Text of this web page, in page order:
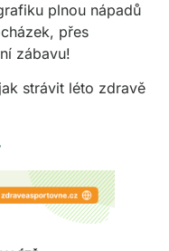
plnou nápadů
přes
zábavu!
strávit léto zdravě